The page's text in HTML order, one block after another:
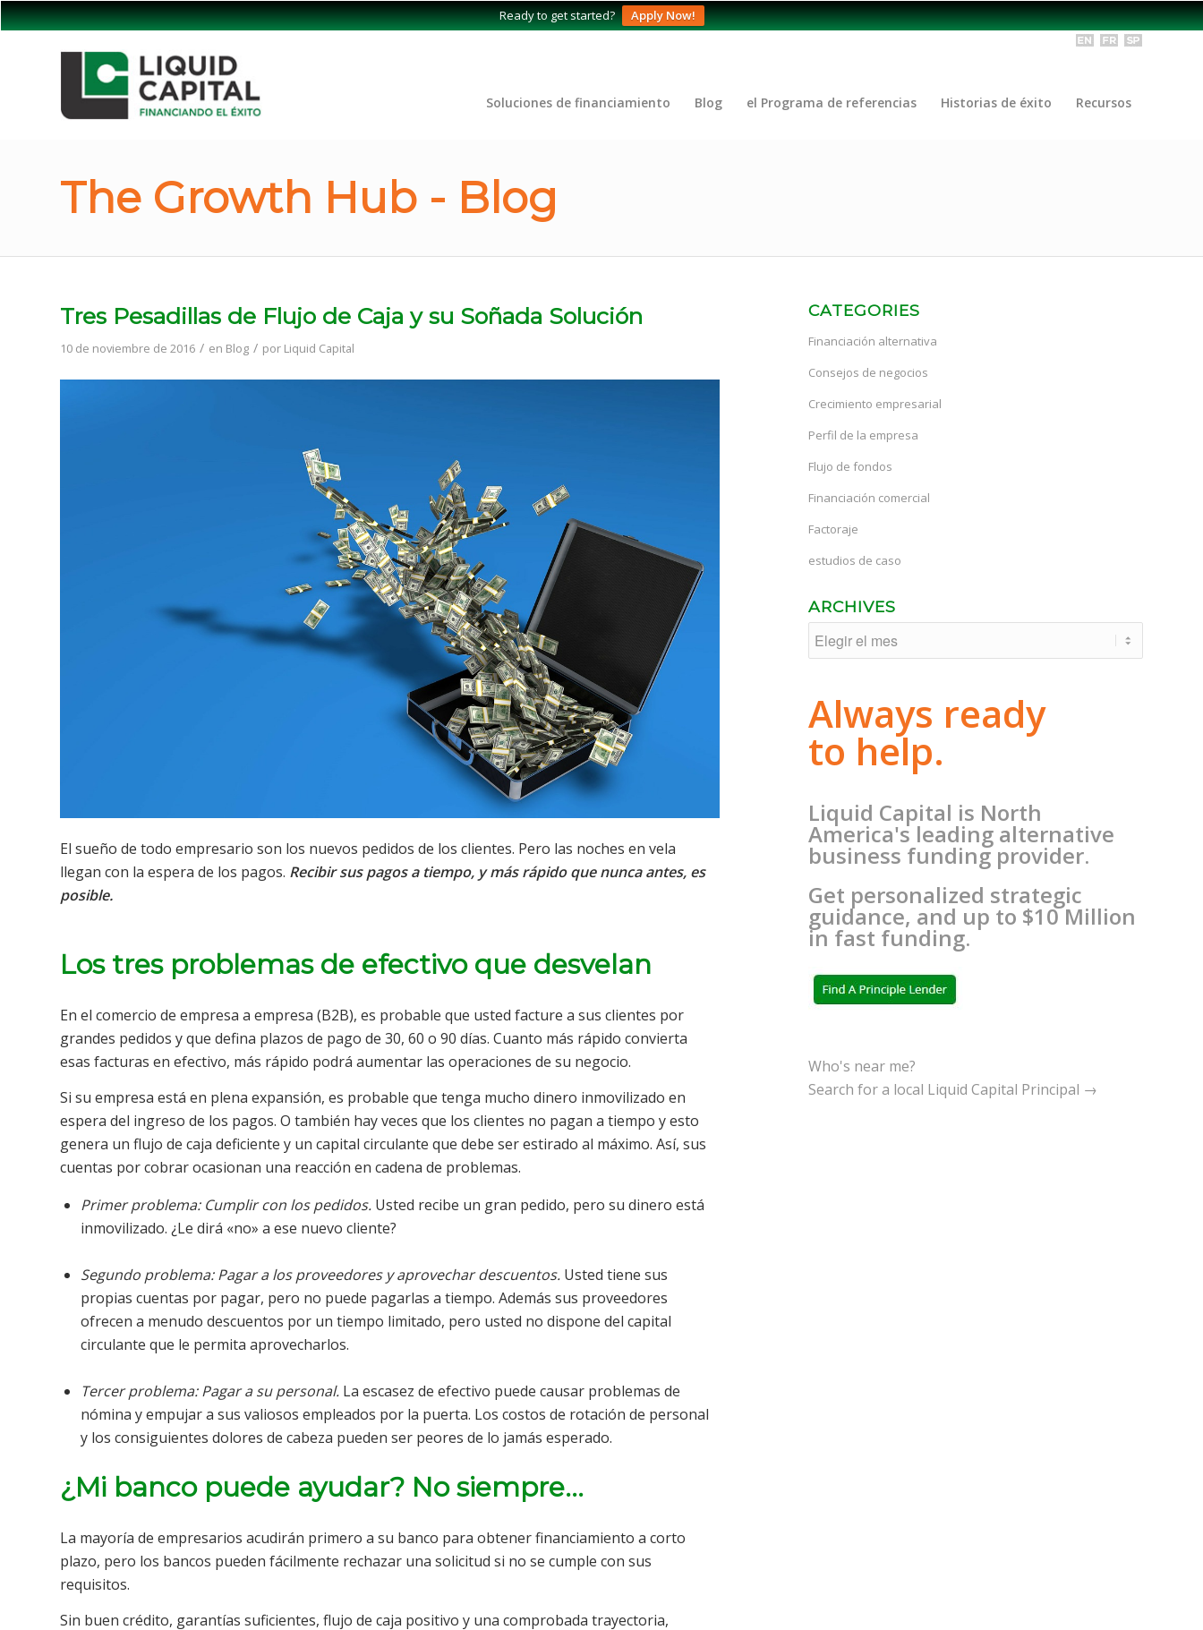
Ready to get started? Apply Now!
Soluciones de financiamiento Blog el Programa de referencias Historias de éxito Recursos
The Growth Hub - Blog
Tres Pesadillas de Flujo de Caja y su Soñada Solución
10 de noviembre de 2016 / en Blog / por Liquid Capital
El sueño de todo empresario son los nuevos pedidos de los clientes. Pero las noches en vela
llegan con la espera de los pagos. Recibir sus pagos a tiempo, y más rápido que nunca antes, es
posible.
Los tres problemas de efectivo que desvelan
En el comercio de empresa a empresa (B2B), es probable que usted facture a sus clientes por
grandes pedidos y que defina plazos de pago de 30, 60 o 90 días. Cuanto más rápido convierta
esas facturas en efectivo, más rápido podrá aumentar las operaciones de su negocio.
Si su empresa está en plena expansión, es probable que tenga mucho dinero inmovilizado en
espera del ingreso de los pagos. O también hay veces que los clientes no pagan a tiempo y esto
genera un flujo de caja deficiente y un capital circulante que debe ser estirado al máximo. Así, sus
cuentas por cobrar ocasionan una reacción en cadena de problemas.
Primer problema: Cumplir con los pedidos. Usted recibe un gran pedido, pero su dinero está
inmovilizado. ¿Le dirá «no» a ese nuevo cliente?
Segundo problema: Pagar a los proveedores y aprovechar descuentos. Usted tiene sus
propias cuentas por pagar, pero no puede pagarlas a tiempo. Además sus proveedores
ofrecen a menudo descuentos por un tiempo limitado, pero usted no dispone del capital
circulante que le permita aprovecharlos.
Tercer problema: Pagar a su personal. La escasez de efectivo puede causar problemas de
nómina y empujar a sus valiosos empleados por la puerta. Los costos de rotación de personal
y los consiguientes dolores de cabeza pueden ser peores de lo jamás esperado.
¿Mi banco puede ayudar? No siempre…
La mayoría de empresarios acudirán primero a su banco para obtener financiamiento a corto
plazo, pero los bancos pueden fácilmente rechazar una solicitud si no se cumple con sus
requisitos.
Sin buen crédito, garantías suficientes, flujo de caja positivo y una comprobada trayectoria,
CATEGORIES
Financiación alternativa
Consejos de negocios
Crecimiento empresarial
Perfil de la empresa
Flujo de fondos
Financiación comercial
Factoraje
estudios de caso
ARCHIVES
Always ready
to help.
Liquid Capital is North
America's leading alternative
business funding provider.
Get personalized strategic
guidance, and up to $10 Million
in fast funding.
Who's near me?
Search for a local Liquid Capital Principal →